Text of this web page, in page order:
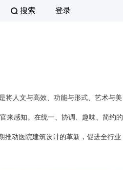
登录
搜索
将人文与高效、功能与形式、艺术与美
来感知。在统一、协调、趣味、简约的
动医院建筑设计的革新，促进全行业